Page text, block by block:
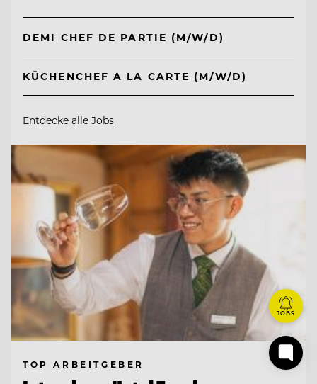
DEMI CHEF DE PARTIE (M/W/D)
KÜCHENCHEF A LA CARTE (M/W/D)
Entdecke alle Jobs
TOP ARBEITGEBER
JOBS